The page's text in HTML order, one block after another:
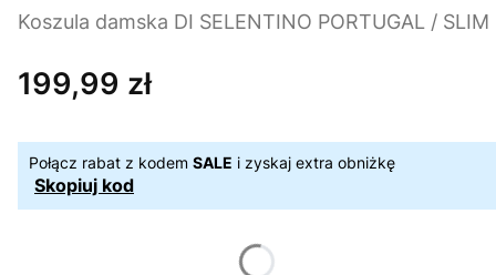
Koszula damska DI SELENTINO PORTUGAL / SLIM
Cena
199,99 zł
Połącz rabat z kodem SALE i zyskaj extra obniżkę
Skopiuj kod